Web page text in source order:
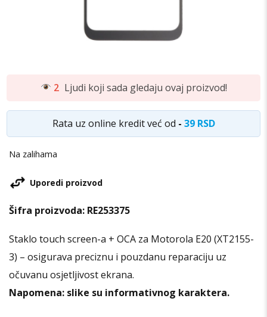
2 Ljudi koji sada gledaju ovaj proizvod!
Rata uz online kredit već od - 39 RSD
Na zalihama
Staklo touch screen-a + OCA za Motorola E20 (XT2155-
3) – osigurava preciznu i pouzdanu reparaciju uz
očuvanu osjetljivost ekrana.
Napomena: slike su informativnog karaktera.
Uporedi proizvod
Šifra proizvoda: RE253375